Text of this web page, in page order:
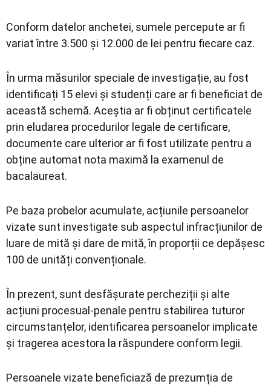
Conform datelor anchetei, sumele percepute ar fi
variat între 3.500 și 12.000 de lei pentru fiecare caz.
În urma măsurilor speciale de investigație, au fost
identificați 15 elevi și studenți care ar fi beneficiat de
această schemă. Aceștia ar fi obținut certificatele
prin eludarea procedurilor legale de certificare,
documente care ulterior ar fi fost utilizate pentru a
obține automat nota maximă la examenul de
bacalaureat.
Pe baza probelor acumulate, acțiunile persoanelor
vizate sunt investigate sub aspectul infracțiunilor de
luare de mită și dare de mită, în proporții ce depășesc
100 de unități convenționale.
În prezent, sunt desfășurate percheziții și alte
acțiuni procesual-penale pentru stabilirea tuturor
circumstanțelor, identificarea persoanelor implicate
și tragerea acestora la răspundere conform legii.
Persoanele vizate beneficiază de prezumția de